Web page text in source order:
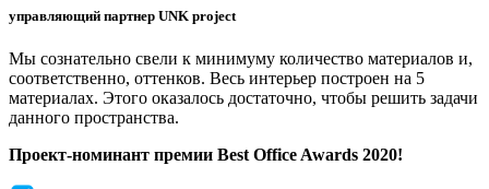
управляющий партнер UNK project
Мы сознательно свели к минимуму количество материалов и,
соответственно, оттенков. Весь интерьер построен на 5
материалах. Этого оказалось достаточно, чтобы решить задачи
данного пространства.
Проект-номинант премии Best Office Awards 2020!